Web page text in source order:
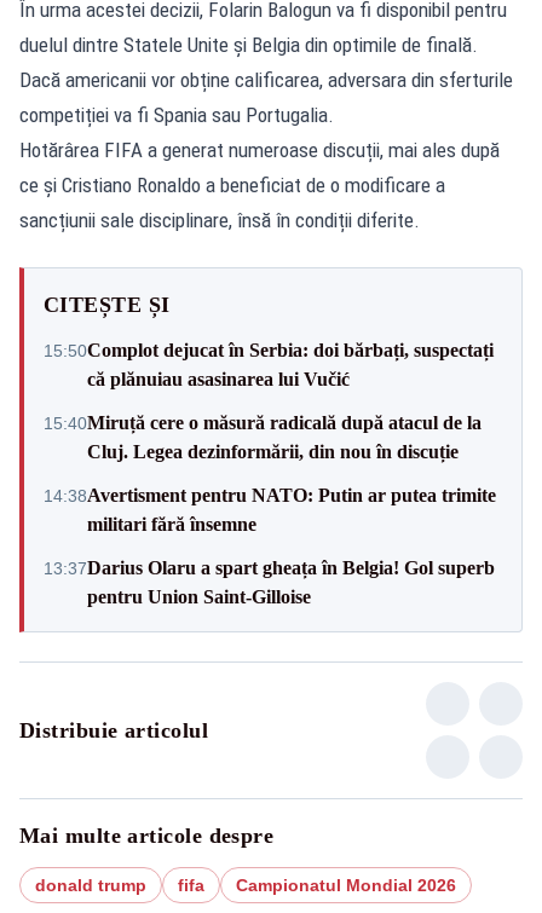
În urma acestei decizii, Folarin Balogun va fi disponibil pentru
duelul dintre Statele Unite și Belgia din optimile de finală.
Dacă americanii vor obține calificarea, adversara din sferturile
competiției va fi Spania sau Portugalia.
Hotărârea FIFA a generat numeroase discuții, mai ales după
ce și Cristiano Ronaldo a beneficiat de o modificare a
sancțiunii sale disciplinare, însă în condiții diferite.
CITEȘTE ȘI
15:50Complot dejucat în Serbia: doi bărbați, suspectați
că plănuiau asasinarea lui Vučić
15:40Miruță cere o măsură radicală după atacul de la
Cluj. Legea dezinformării, din nou în discuție
14:38Avertisment pentru NATO: Putin ar putea trimite
militari fără însemne
13:37Darius Olaru a spart gheața în Belgia! Gol superb
pentru Union Saint-Gilloise
Distribuie articolul
Mai multe articole despre
donald trump fifa Campionatul Mondial 2026